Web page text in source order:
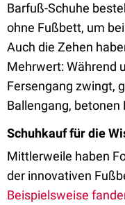
Barfuß-Schuhe
ohne Fußbett, um
Auch die Zehen
Mehrwert: Während
Fersengang zwingt,
Ballengang, betonen
Schuhkauf für die
Mittlerweile haben
der innovativen
Beispielsweise